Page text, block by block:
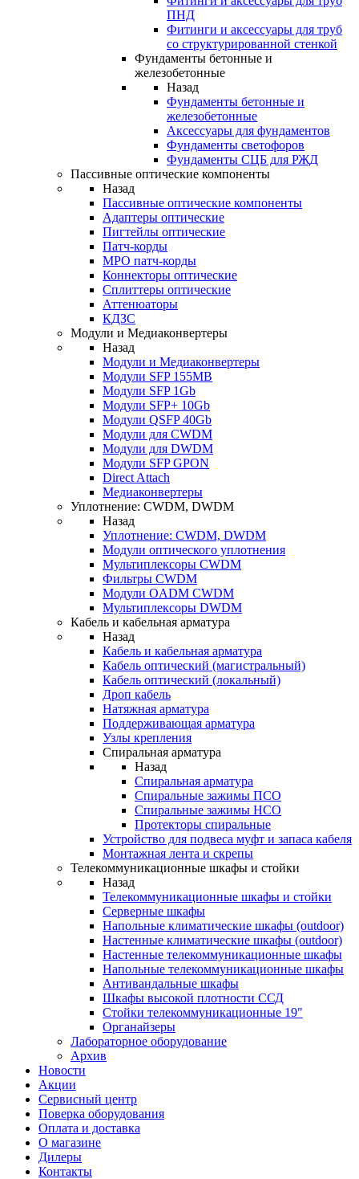
ПНД
Фитинги и аксессуары для труб
со структурированной стенкой
Фундаменты бетонные и
железобетонные
Назад
Фундаменты бетонные и
железобетонные
Аксессуары для фундаментов
Фундаменты светофоров
Фундаменты СЦБ для РЖД
Пассивные оптические компоненты
Назад
Пассивные оптические компоненты
Адаптеры оптические
Пигтейлы оптические
Патч-корды
MPO патч-корды
Коннекторы оптические
Сплиттеры оптические
Аттенюаторы
КДЗС
Модули и Медиаконвертеры
Назад
Модули и Медиаконвертеры
Модули SFP 155MB
Модули SFP 1Gb
Модули SFP+ 10Gb
Модули QSFP 40Gb
Модули для CWDM
Модули для DWDM
Модули SFP GPON
Direct Attach
Медиаконвертеры
Уплотнение: CWDM, DWDM
Назад
Уплотнение: CWDM, DWDM
Модули оптического уплотнения
Мультиплексоры CWDM
Фильтры CWDM
Модули OADM CWDM
Мультиплексоры DWDM
Кабель и кабельная арматура
Назад
Кабель и кабельная арматура
Кабель оптический (магистральный)
Кабель оптический (локальный)
Дроп кабель
Натяжная арматура
Поддерживающая арматура
Узлы крепления
Спиральная арматура
Назад
Спиральная арматура
Спиральные зажимы ПСО
Спиральные зажимы НСО
Протекторы спиральные
Устройство для подвеса муфт и запаса кабеля
Монтажная лента и скрепы
Телекоммуникационные шкафы и стойки
Назад
Телекоммуникационные шкафы и стойки
Серверные шкафы
Напольные климатические шкафы (outdoor)
Настенные климатические шкафы (outdoor)
Настенные телекоммуникационные шкафы
Напольные телекоммуникационные шкафы
Антивандальные шкафы
Шкафы высокой плотности ССД
Стойки телекоммуникационные 19"
Органайзеры
Лабораторное оборудование
Архив
Новости
Акции
Сервисный центр
Поверка оборудования
Оплата и доставка
О магазине
Дилеры
Контакты